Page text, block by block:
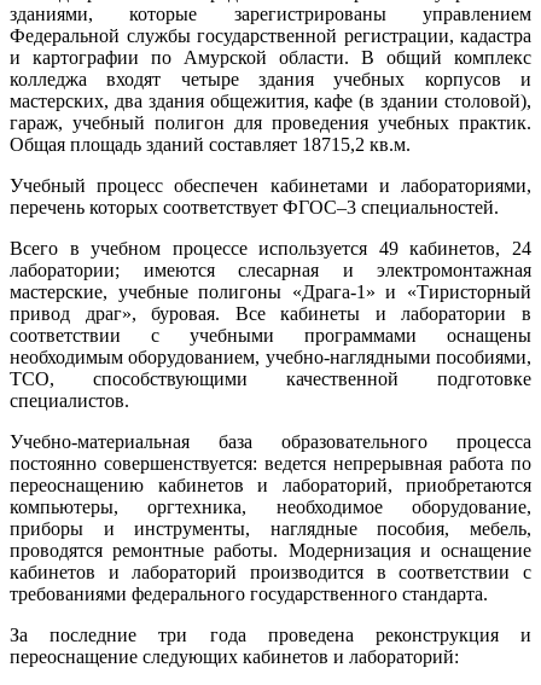
зданиями, которые зарегистрированы управлением
Федеральной службы государственной регистрации, кадастра
и картографии по Амурской области. В общий комплекс
колледжа входят четыре здания учебных корпусов и
мастерских, два здания общежития, кафе (в здании столовой),
гараж, учебный полигон для проведения учебных практик.
Общая площадь зданий составляет 18715,2 кв.м.
Учебный процесс обеспечен кабинетами и лабораториями,
перечень которых соответствует ФГОС–3 специальностей.
Всего в учебном процессе используется 49 кабинетов, 24
лаборатории; имеются слесарная и электромонтажная
мастерские, учебные полигоны «Драга-1» и «Тиристорный
привод драг», буровая. Все кабинеты и лаборатории в
соответствии с учебными программами оснащены
необходимым оборудованием, учебно-наглядными пособиями,
ТСО, способствующими качественной подготовке
специалистов.
Учебно-материальная база образовательного процесса
постоянно совершенствуется: ведется непрерывная работа по
переоснащению кабинетов и лабораторий, приобретаются
компьютеры, оргтехника, необходимое оборудование,
приборы и инструменты, наглядные пособия, мебель,
проводятся ремонтные работы. Модернизация и оснащение
кабинетов и лабораторий производится в соответствии с
требованиями федерального государственного стандарта.
За последние три года проведена реконструкция и
переоснащение следующих кабинетов и лабораторий: